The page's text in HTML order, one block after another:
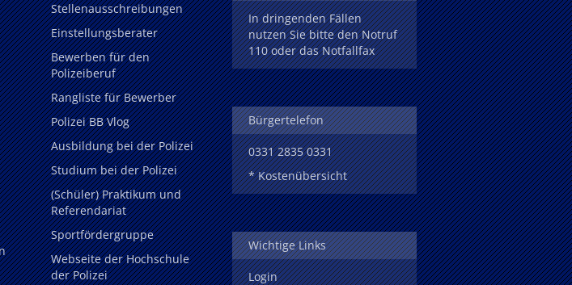
Stellenausschreibungen
Einstellungsberater
Bewerben für den
Polizeiberuf
Rangliste für Bewerber
Polizei BB Vlog
Ausbildung bei der Polizei
Studium bei der Polizei
(Schüler) Praktikum und
Referendariat
Sportfördergruppe
Webseite der Hochschule
der Polizei
In dringenden Fällen
nutzen Sie bitte den Notruf
110 oder das Notfallfax
Bürgertelefon
0331 2835 0331
* Kostenübersicht
Wichtige Links
Login